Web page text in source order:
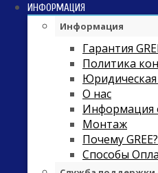
ИНФОРМАЦИЯ
Информация
Гарантия
Политика
О нас
Информация
Монтаж
Почему GREE?
Способы